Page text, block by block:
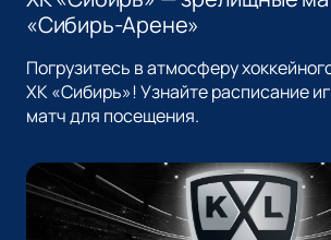
«Сибирь-Арене»
Погрузитесь в атмосферу
ХК «Сибирь»! Узнайте расписание
матч для посещения.